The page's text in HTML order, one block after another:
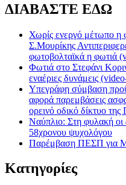
ΔΙΑΒΑΣΤΕ ΕΔΩ
Χωρίς ενεργό μέτωπο η
Σ.Μουρίκης
φωτοβολταϊκά η φωτιά
Φωτιά στο Στεφάνι
εναέριες δυνάμεις
Υπεγράφη σύμβαση
αφορά παρεμβάσεις
ορεινό οδικό δίκτυο
Ναύπλιο: Στη φυλακή οι
58χρονου ψυχολόγου
Παρέμβαση ΠΕΣΠ για
Kατηγορίες